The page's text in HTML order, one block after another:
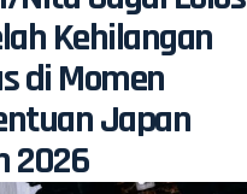
Kehilangan
di Momen
Japan
2026